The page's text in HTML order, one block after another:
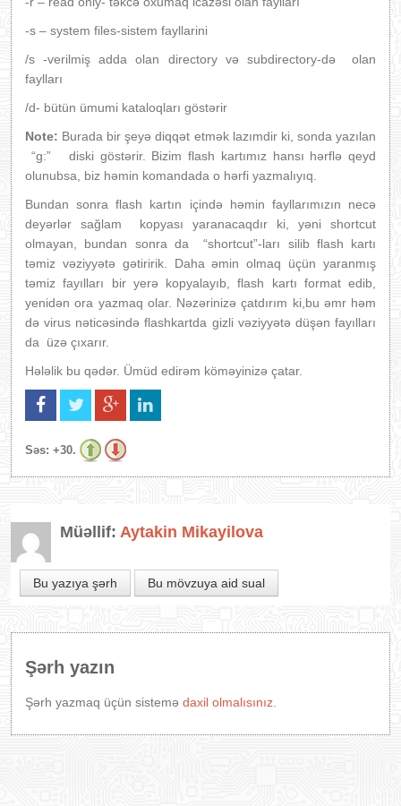
-s – system files-sistem fayllarini
/s -verilmiş adda olan directory və subdirectory-də olan
faylları
/d- bütün ümumi kataloqları göstərir
Note: Burada bir şeyə diqqət etmək lazımdir ki, sonda yazılan
“g:” diski göstərir. Bizim flash kartımız hansı hərflə qeyd
olunubsa, biz həmin komandada o hərfi yazmalıyıq.
Bundan sonra flash kartın içində həmin fayllarımızın necə
deyərlər sağlam kopyası yaranacaqdır ki, yəni shortcut
olmayan, bundan sonra da “shortcut”-ları silib flash kartı
təmiz vəziyyətə gətiririk. Daha əmin olmaq üçün yaranmış
təmiz fayılları bir yerə kopyalayıb, flash kartı format edib,
yenidən ora yazmaq olar. Nəzərinizə çatdırım ki,bu əmr həm
də virus nəticəsində flashkartda gizli vəziyyətə düşən fayılları
da üzə çıxarır.
Hələlik bu qədər. Ümüd edirəm köməyinizə çatar.
Səs: +30.
Müəllif: Aytakin Mikayilova
Bu yazıya şərh Bu mövzuya aid sual
Şərh yazın
Şərh yazmaq üçün sistemə daxil olmalısınız.